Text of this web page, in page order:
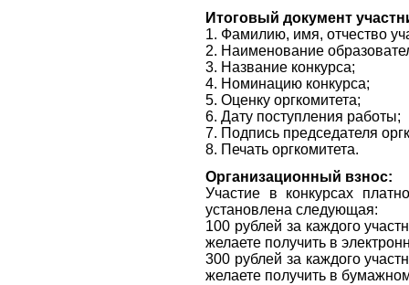
Итоговый документ
1. Фамилию, имя, отчество
2. Наименование
3. Название конкурса;
4. Номинацию конкурса;
5. Оценку оргкомитета;
6. Дату поступления работы;
7. Подпись председателя
8. Печать оргкомитета.
Организационный взнос:
Участие в конкурсах
установлена следующая:
100 рублей за каждого
желаете получить в
300 рублей за каждого
желаете получить в